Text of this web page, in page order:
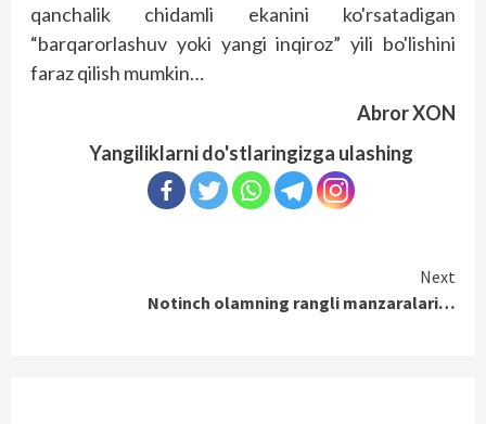
qanchalik chidamli ekanini ko'rsatadigan
“barqarorlashuv yoki yangi inqiroz” yili bo'lishini
faraz qilish mumkin…
Abror XON
Yangiliklarni do'stlaringizga ulashing
Next
Notinch olamning rangli manzaralari…